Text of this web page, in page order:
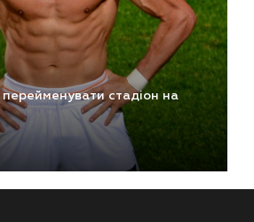
стадіон на